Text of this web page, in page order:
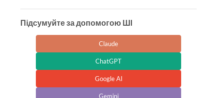
Підсумуйте за допомогою ШІ
Claude
ChatGPT
Google AI
Gemini